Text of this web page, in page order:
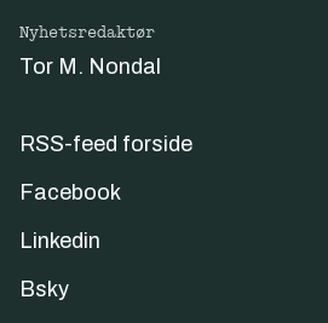
Nyhetsredaktør
Tor M. Nondal
RSS-feed forside
Facebook
Linkedin
Bsky